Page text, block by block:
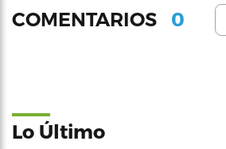
COMENTARIOS 0
Lo Último